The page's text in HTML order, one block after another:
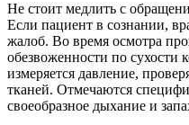
Не стоит медлить с
Если пациент в сознании,
жалоб. Во время осмотра
обезвоженности по сухости
измеряется давление,
тканей. Отмечаются
своеобразное дыхание и